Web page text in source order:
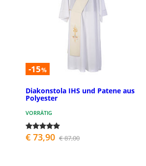
-15%
Diakonstola IHS und Patene aus
Polyester
VORRÄTIG
€ 73,90 € 87,00